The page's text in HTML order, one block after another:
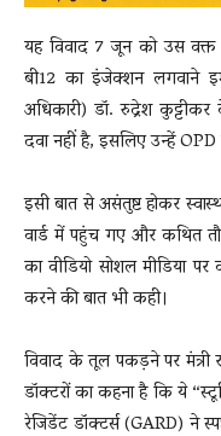
यह विवाद 7 जून को उस
बी12 का इंजेक्शन लगवाने
अधिकारी) डॉ. रुद्रेश
दवा नहीं है, इसलिए उन्हें
इसी बात से असंतुष्ट होकर
वार्ड में पहुंच गए और कथित
का वीडियो सोशल मीडिया
करने की बात भी कही।
विवाद के तूल पकड़ने पर
डॉक्टरों का कहना है कि ये
रेजिडेंट डॉक्टर्स (GARD) ने